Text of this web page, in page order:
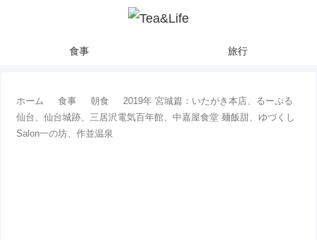
食事 旅行
ホーム 食事 朝食
2019年 宮城篇：いたがき本店、るーぷる
仙台、仙台城跡、三居沢電気百年館、中嘉屋食堂 麺飯甜、ゆづくし
Salon一の坊、作並温泉